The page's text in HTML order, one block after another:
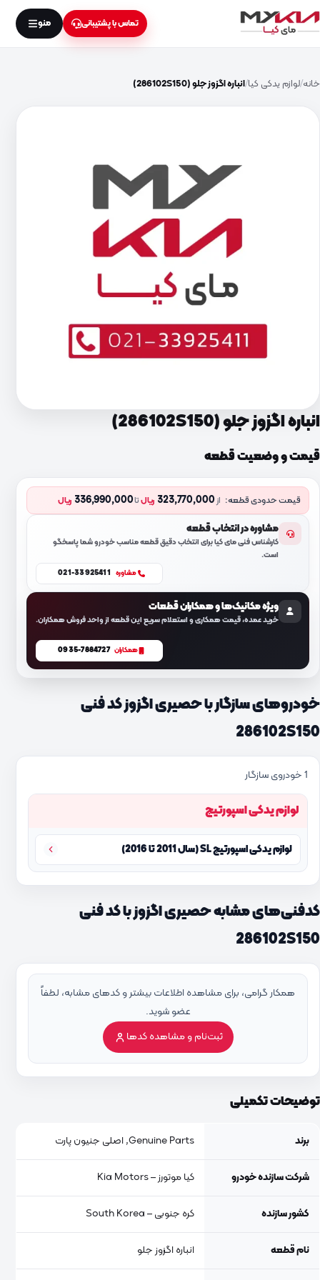
تماس با پشتیبانی منو
خانه لوازم یدکی کیا انباره اگزوز جلو (286102S150)
انباره اگزوز جلو (286102S150)
قیمت و وضعیت قطعه
قیمت حدودی قطعه: از323,770,000 ریالتا336,990,000 ریال
مشاوره در انتخاب قطعه
کارشناس فنی مای کیا برای انتخاب دقیق قطعه مناسب خودرو شما پاسخگو
است.
مشاوره 021-33925411
ویژه مکانیک‌ها و همکاران قطعات
خرید عمده، قیمت همکاری و استعلام سریع این قطعه از واحد فروش همکاران.
همکاران 0935-7884727
خودروهای سازگار با حصیری اگزوز کد فنی
286102S150
1 خودروی سازگار
لوازم یدکی اسپورتیج
لوازم یدکی اسپورتیج SL (سال 2011 تا 2016)
کدفنی‌های مشابه حصیری اگزوز با کد فنی
286102S150
همکار گرامی، برای مشاهده اطلاعات بیشتر و کدهای مشابه، لطفاً
عضو شوید.
ثبت‌نام و مشاهده کدها
توضیحات تکمیلی
برند Genuine Parts, اصلی جنیون پارت
شرکت سازنده خودرو کیا موتورز – Kia Motors
کشور سازنده کره جنوبی – South Korea
نام قطعه انباره اگزوز جلو